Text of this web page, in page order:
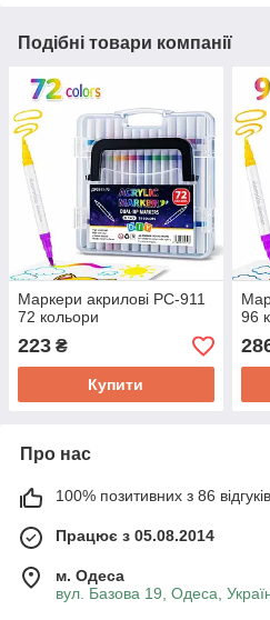
Подібні товари компанії
Маркери акрилові PC-911
72 кольори
223 ₴
Купити
96
Про нас
100% позитивних з 86
Працює з 05.08.2014
м. Одеса
вул. Базова 19, Одеса,